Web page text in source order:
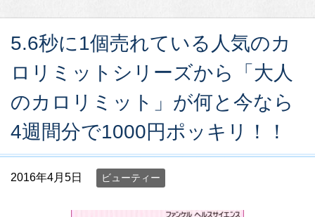
5.6秒に1個売れている人気のカ
ロリミットシリーズから「大人
のカロリミット」が何と今なら
4週間分で1000円ポッキリ！！
2016年4月5日 ビューティー